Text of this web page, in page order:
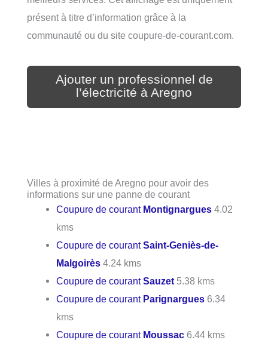
présent à titre d’information grâce à la
communauté ou du site coupure-de-courant.com.
Ajouter un professionnel de
l’électricité à Aregno
Villes à proximité de Aregno pour avoir des
informations sur une panne de courant
Coupure de courant Montignargues 4.02
kms
Coupure de courantSaint-Geniès-de-
Malgoirès 4.24 kms
Coupure de courantSauzet 5.38 kms
Coupure de courant Parignargues 6.34
kms
Coupure de courant Moussac 6.44 kms